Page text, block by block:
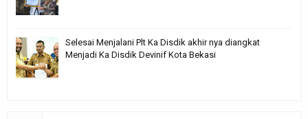
Selesai Menjalani Plt Ka Disdik akhir nya diangkat
Menjadi Ka Disdik Devinif Kota Bekasi